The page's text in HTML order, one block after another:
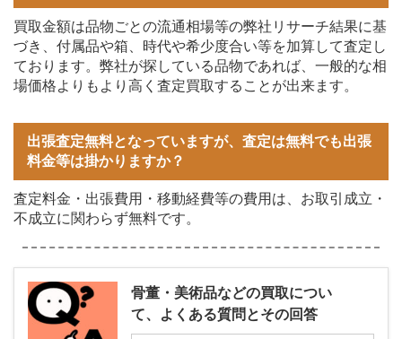
買取金額は品物ごとの流通相場等の弊社リサーチ結果に基
づき、付属品や箱、時代や希少度合い等を加算して査定し
ております。弊社が探している品物であれば、一般的な相
場価格よりもより高く査定買取することが出来ます。
出張査定無料となっていますが、査定は無料でも出張
料金等は掛かりますか？
査定料金・出張費用・移動経費等の費用は、お取引成立・
不成立に関わらず無料です。
骨董・美術品などの買取につい
て、よくある質問とその回答